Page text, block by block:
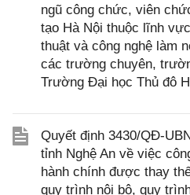
ngũ công chức, viên
tạo Hà Nội thuộc lĩnh
thuật và công nghệ làm
các trường chuyên,
Trường Đại học Thủ đô
Quyết định 3430/QĐ-
tỉnh Nghệ An về việc
hành chính được thay
quy trình nội bộ, quy